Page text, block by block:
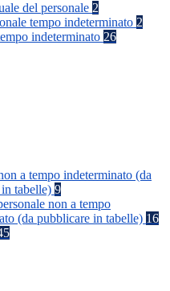
del personale 2
tempo indeterminato 2
indeterminato 26
a tempo indeterminato (da
tabelle) 9
non a tempo
(da pubblicare in tabelle) 16